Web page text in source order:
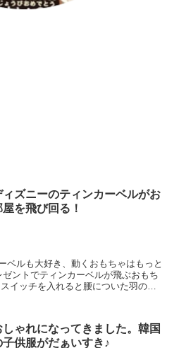
ィズニーのティンカーベルがお
屋を飛び回る！
ベルも大好き、動くおもちゃはもっと
ントでティンカーベルが飛ぶおもち
しゃれになってきました。韓国
子供服がだぁいすき♪